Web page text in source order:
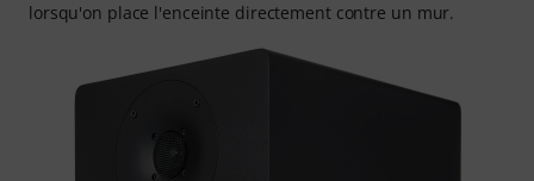
lorsqu'on place l'enceinte directement contre un mur.